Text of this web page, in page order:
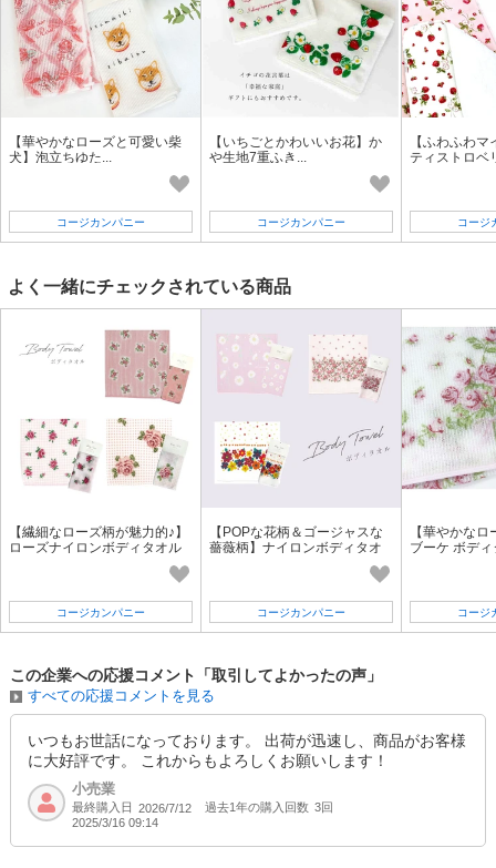
【華やかなローズと可愛い柴
犬】泡立ちゆた...
コージカンパニー
【いちごとかわいいお花】か
や生地7重ふき...
コージカンパニー
【ふわふわ
ティストロベ
コージ
よく一緒にチェックされている商品
【繊細なローズ柄が魅力的♪】
ローズナイロンボディタオル
コージカンパニー
【POPな花柄＆ゴージャスな
薔薇柄】ナイロンボディタオ
コージカンパニー
【華やかな
ブーケ ボデ
コージ
この企業への応援コメント「取引してよかったの声」
すべての応援コメントを見る
いつもお世話になっております。 出荷が迅速し、商品がお客様
に大好評です。 これからもよろしくお願いします！
小売業
最終購入日 2026/7/12 過去1年の購入回数 3回
2025/3/16 09:14